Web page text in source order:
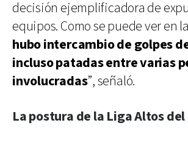
decisión ejemplificadora de
equipos. Como se puede ver en
hubo intercambio de golpes
incluso patadas entre varias
involucradas”, señaló.
La postura de la Liga Altos